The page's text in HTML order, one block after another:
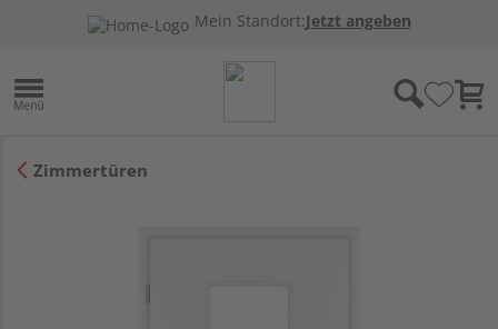
Mein Standort:Jetzt angeben
Zimmertüren